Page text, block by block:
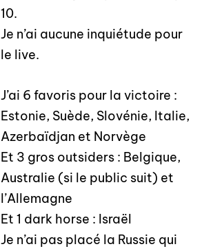
10.
Je n’ai aucune inquiétude pour
le live.
J’ai 6 favoris pour la victoire :
Estonie, Suède, Slovénie, Italie,
Azerbaïdjan et Norvège
Et 3 gros outsiders : Belgique,
Australie (si le public suit) et
l’Allemagne
Et 1 dark horse : Israël
Je n’ai pas placé la Russie qui